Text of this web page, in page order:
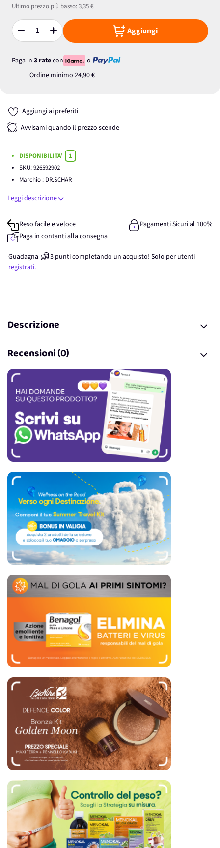
Ultimo prezzo più basso:3,35 €
Quantità Aggiungi
Paga in 3 ratecon
o
Ordine minimo 24,90 €
Aggiungi ai preferiti
Avvisami quando il prezzo scende
DISPONIBILITA'
1
SKU:926592902
Marchio : DR.SCHAR
Leggi descrizione
Reso facile e veloce
Pagamenti Sicuri al 100%
Paga in contanti alla consegna
Guadagna 3 punticompletando un acquisto! Solo per utenti
registrati.
Descrizione
Recensioni (0)